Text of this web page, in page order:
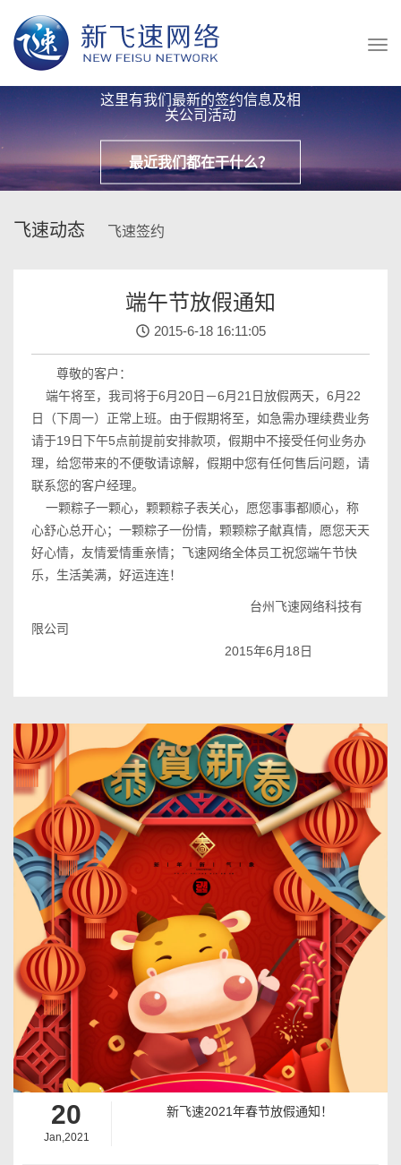
这里有我们最新的签约信息及相
关公司活动
最近我们都在干什么？
飞速动态 飞速签约
端午节放假通知
2015-6-18 16:11:05
尊敬的客户：
端午将至，我司将于6月20日－6月21日放假两天，6月22
日（下周一）正常上班。由于假期将至，如急需办理续费业务
请于19日下午5点前提前安排款项，假期中不接受任何业务办
理，给您带来的不便敬请谅解，假期中您有任何售后问题，请
联系您的客户经理。
一颗粽子一颗心，颗颗粽子表关心，愿您事事都顺心，称
心舒心总开心；一颗粽子一份情，颗颗粽子献真情，愿您天天
好心情，友情爱情重亲情；飞速网络全体员工祝您端午节快
乐，生活美满，好运连连！
台州飞速网络科技有
限公司
2015年6月18日
20
Jan,2021
新飞速2021年春节放假通知！